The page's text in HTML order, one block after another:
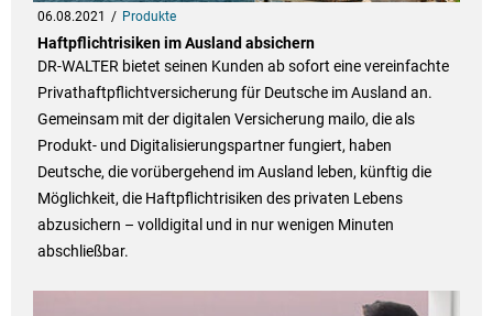
06.08.2021 Produkte
Haftpflichtrisiken im Ausland absichern
DR-WALTER bietet seinen Kunden ab sofort eine vereinfachte
Privathaftpflichtversicherung für Deutsche im Ausland an.
Gemeinsam mit der digitalen Versicherung mailo, die als
Produkt- und Digitalisierungspartner fungiert, haben
Deutsche, die vorübergehend im Ausland leben, künftig die
Möglichkeit, die Haftpflichtrisiken des privaten Lebens
abzusichern – volldigital und in nur wenigen Minuten
abschließbar.